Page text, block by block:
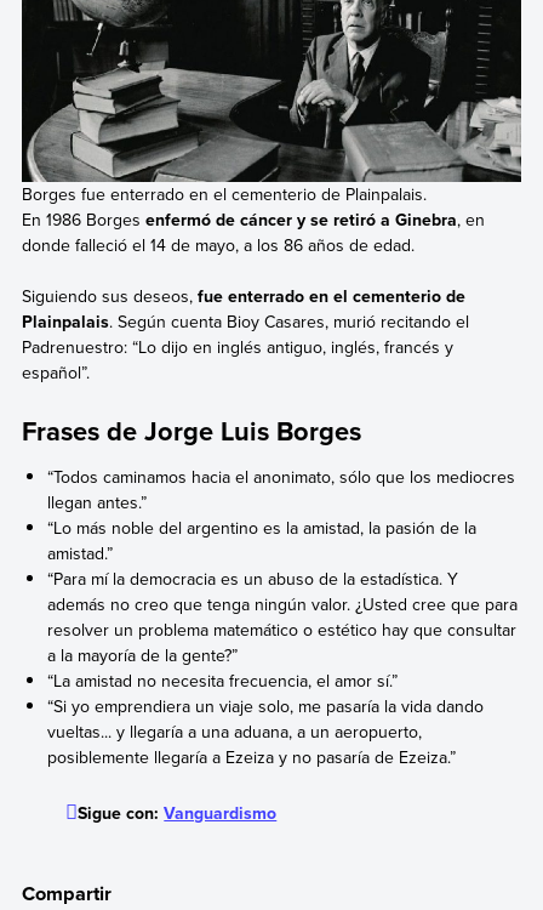
Borges fue enterrado en el cementerio de Plainpalais.
En 1986 Borges enfermó de cáncer y se retiró a Ginebra, en
donde falleció el 14 de mayo, a los 86 años de edad.
Siguiendo sus deseos, fue enterrado en el cementerio de
Plainpalais. Según cuenta Bioy Casares, murió recitando el
Padrenuestro: “Lo dijo en inglés antiguo, inglés, francés y
español”.
Frases de Jorge Luis Borges
“Todos caminamos hacia el anonimato, sólo que los mediocres
llegan antes.”
“Lo más noble del argentino es la amistad, la pasión de la
amistad.”
“Para mí la democracia es un abuso de la estadística. Y
además no creo que tenga ningún valor. ¿Usted cree que para
resolver un problema matemático o estético hay que consultar
a la mayoría de la gente?”
“La amistad no necesita frecuencia, el amor sí.”
“Si yo emprendiera un viaje solo, me pasaría la vida dando
vueltas... y llegaría a una aduana, a un aeropuerto,
posiblemente llegaría a Ezeiza y no pasaría de Ezeiza.”
Sigue con:Vanguardismo
Compartir